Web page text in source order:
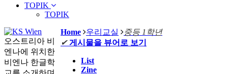
TOPIK
TOPIK
Home 우리교실
중등 1학년
✔ 게시물을 뷰어로 보기
List
Zine
오스트리아 비
엔나에 위치한
비엔나 한글학